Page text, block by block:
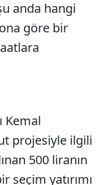
anda hangi
göre bir
Kemal
projesiyle ilgili
500 liranın
seçim yatırımı